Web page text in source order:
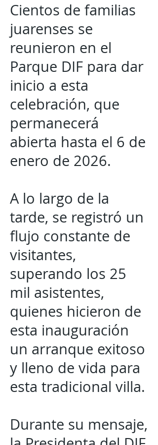
Cientos de familias
juarenses se
reunieron en el
Parque DIF para dar
inicio a esta
celebración, que
permanecerá
abierta hasta el 6 de
enero de 2026.
A lo largo de la
tarde, se registró un
flujo constante de
visitantes,
superando los 25
mil asistentes,
quienes hicieron de
esta inauguración
un arranque exitoso
y lleno de vida para
esta tradicional villa.
Durante su mensaje,